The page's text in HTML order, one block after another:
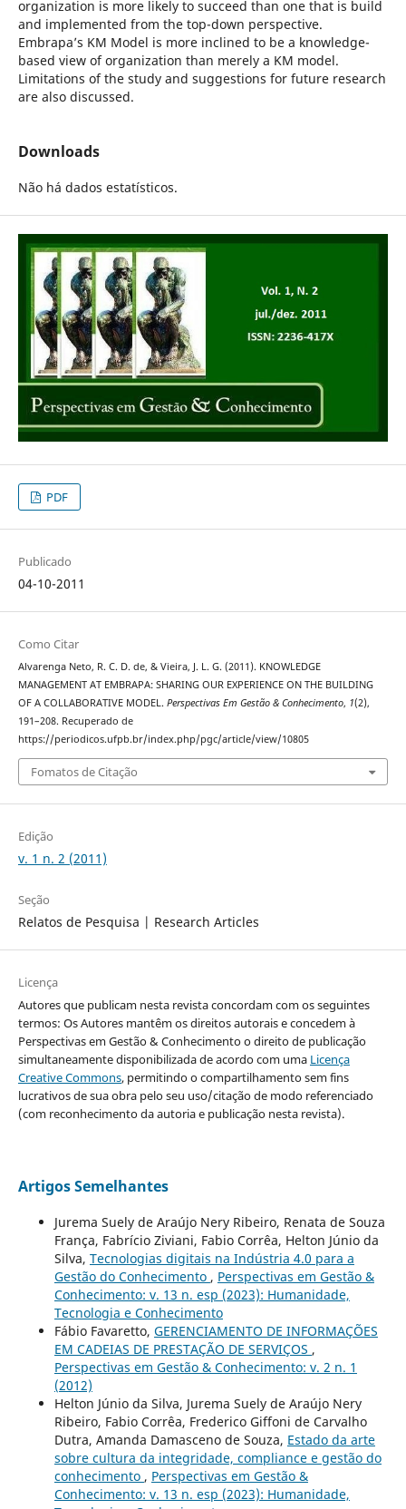
organization is more likely to succeed than one that is build
and implemented from the top-down perspective.
Embrapa’s KM Model is more inclined to be a knowledge-
based view of organization than merely a KM model.
Limitations of the study and suggestions for future research
are also discussed.
Downloads
Não há dados estatísticos.
PDF
Publicado
04-10-2011
Como Citar
Alvarenga Neto, R. C. D. de, & Vieira, J. L. G. (2011). KNOWLEDGE
MANAGEMENT AT EMBRAPA: SHARING OUR EXPERIENCE ON THE BUILDING
OF A COLLABORATIVE MODEL. Perspectivas Em Gestão & Conhecimento, 1(2),
191–208. Recuperado de
https://periodicos.ufpb.br/index.php/pgc/article/view/10805
Fomatos de Citação
Edição
v. 1 n. 2 (2011)
Seção
Relatos de Pesquisa | Research Articles
Licença
Autores que publicam nesta revista concordam com os seguintes
termos: Os Autores mantêm os direitos autorais e concedem à
Perspectivas em Gestão & Conhecimento o direito de publicação
simultaneamente disponibilizada de acordo com uma Licença
Creative Commons, permitindo o compartilhamento sem fins
lucrativos de sua obra pelo seu uso/citação de modo referenciado
(com reconhecimento da autoria e publicação nesta revista).
Artigos Semelhantes
Jurema Suely de Araújo Nery Ribeiro, Renata de Souza
França, Fabrício Ziviani, Fabio Corrêa, Helton Júnio da
Silva, Tecnologias digitais na Indústria 4.0 para a
Gestão do Conhecimento , Perspectivas em Gestão &
Conhecimento: v. 13 n. esp (2023): Humanidade,
Tecnologia e Conhecimento
Fábio Favaretto, GERENCIAMENTO DE INFORMAÇÕES
EM CADEIAS DE PRESTAÇÃO DE SERVIÇOS ,
Perspectivas em Gestão & Conhecimento: v. 2 n. 1
(2012)
Helton Júnio da Silva, Jurema Suely de Araújo Nery
Ribeiro, Fabio Corrêa, Frederico Giffoni de Carvalho
Dutra, Amanda Damasceno de Souza, Estado da arte
sobre cultura da integridade, compliance e gestão do
conhecimento , Perspectivas em Gestão &
Conhecimento: v. 13 n. esp (2023): Humanidade,